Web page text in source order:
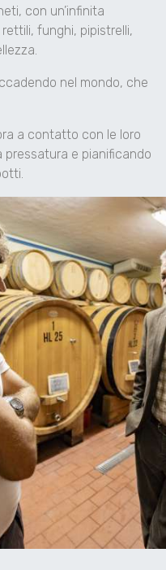
con un’infinita
funghi, pipistrelli,
nel mondo, che
a contatto con le loro
pressatura e pianificando